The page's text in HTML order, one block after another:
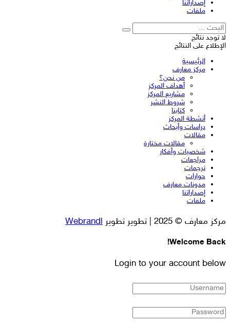
إصداراتنا
ملفات
لا توجد نتائج
الإطلاع على النتائج
الرئيسية
مركز معارف
من نحن؟
أهداف المركز
مشاريع المركز
شروط النشر
كتابنا
أنشطة المركز
دراسات وأبحاث
مقالات
مقالات مختارة
شخصيات وأفكار
مراجعات
ترجمات
حوارات
مدونات معارف
إصداراتنا
ملفات
مركز معارف © 2025 | تطوير تطوير Webrandl
Welcome Back!
Login to your account below